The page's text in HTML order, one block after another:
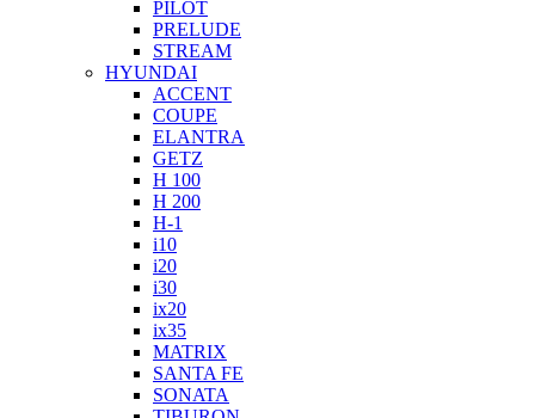
PILOT
PRELUDE
STREAM
HYUNDAI
ACCENT
COUPE
ELANTRA
GETZ
H 100
H 200
H-1
i10
i20
i30
ix20
ix35
MATRIX
SANTA FE
SONATA